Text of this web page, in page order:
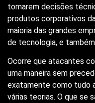
tomarem decisões
produtos corporativos
maioria das grandes
de tecnologia, e
Ocorre que atacantes
uma maneira sem
exatamente como tudo
várias teorias. O que se